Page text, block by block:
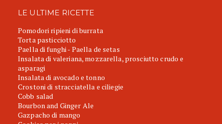
LE ULTIME RICETTE
Pomodori ripieni di burrata
Torta pasticciotto
Paella di funghi - Paella de setas
Insalata di valeriana, mozzarella, prosciutto crudo e
asparagi
Insalata di avocado e tonno
Crostoni di stracciatella e ciliegie
Cobb salad
Bourbon and Ginger Ale
Gazpacho di mango